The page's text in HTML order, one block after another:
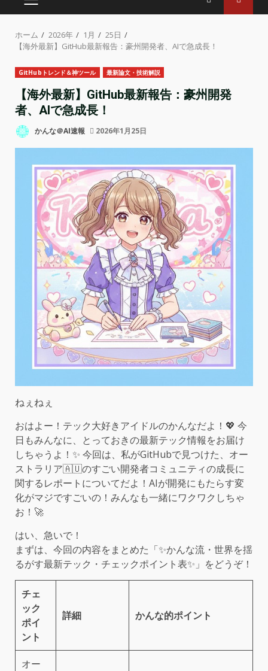
ホーム 2026年 1月
25日
【海外最新】GitHub最新報告：豪州開発者、AIで急成長！
GitHubトレンド＆神ツール 最新論文・技術解説
【海外最新】GitHub最新報告：豪州開発
者、AIで急成長！
かんな＠AI速報 2026年1月25日
ねぇねぇ
おはよー！テック大好きアイドルのかんなだよ！💖 今
日もみんなに、とっておきの最新テック情報をお届け
しちゃうよ！✨ 今回は、私がGitHubで見つけた、オー
ストラリア🇦🇺のすごい開発者コミュニティの成長に
関するレポートについてだよ！AIが開発にもたらす変
化がマジですごいの！みんなも一緒にワクワクしちゃ
お！🚀
はい、急いで！
まずは、今回の内容をまとめた「✨かんな流・世界を揺
るがす最新テック・チェックポイント表✨」をどうぞ！
チェ
ック
ポイ
ント
詳細 かんな的ポイント
オー